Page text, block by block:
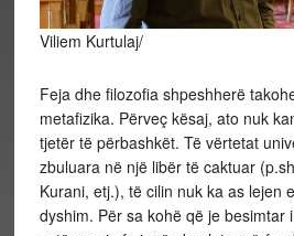
Viliem Kurtulaj/
Feja dhe filozofia shpeshherë
metafizika. Përveç kësaj, ato nuk
tjetër të përbashkët. Të vërtetat
zbuluara në një libër të caktuar
Kurani, etj.), të cilin nuk ka as lejen
dyshim. Për sa kohë që je besimtar